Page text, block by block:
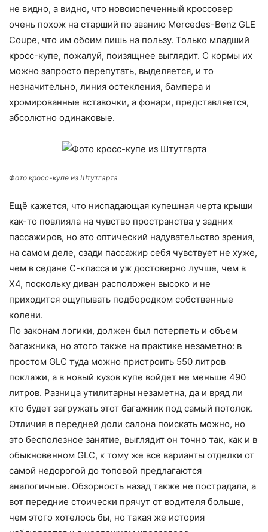
не видно, а видно, что новоиспеченный кроссовер
очень похож на старший по званию Mercedes-Benz GLE
Coupe, что им обоим лишь на пользу. Только младший
кросс-купе, пожалуй, поизящнее выглядит. С кормы их
можно запросто перепутать, выделяется, и то
незначительно, линия остекления, бампера и
хромированные вставочки, а фонари, представляется,
абсолютно одинаковые.
Фото кросс-купе из Штутгарта
Ещё кажется, что ниспадающая купешная черта крыши
как-то повлияла на чувство пространства у задних
пассажиров, но это оптический надувательство зрения,
на самом деле, сзади пассажир себя чувствует не хуже,
чем в седане С-класса и уж достоверно лучше, чем в
Х4, поскольку диван расположен высоко и не
приходится ощупывать подбородком собственные
колени.
По законам логики, должен был потерпеть и объем
багажника, но этого также на практике незаметно: в
простом GLC туда можно пристроить 550 литров
поклажи, а в новый кузов купе войдет не меньше 490
литров. Разница утилитарны незаметна, да и вряд ли
кто будет загружать этот багажник под самый потолок.
Отличия в передней доли салона поискать можно, но
это бесполезное занятие, выглядит он точно так, как и в
обыкновенном GLC, к тому же все варианты отделки от
самой недорогой до топовой предлагаются
аналогичные. Обзорность назад также не пострадала, а
вот передние стоически прячут от водителя больше,
чем этого хотелось бы, но такая же история